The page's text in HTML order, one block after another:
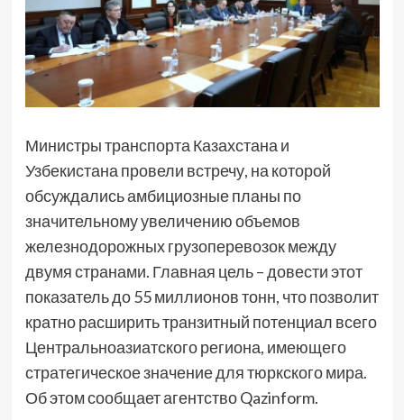
Министры транспорта Казахстана и
Узбекистана провели встречу, на которой
обсуждались амбициозные планы по
значительному увеличению объемов
железнодорожных грузоперевозок между
двумя странами. Главная цель – довести этот
показатель до 55 миллионов тонн, что позволит
кратно расширить транзитный потенциал всего
Центральноазиатского региона, имеющего
стратегическое значение для тюркского мира.
Об этом сообщает агентство Qazinform.